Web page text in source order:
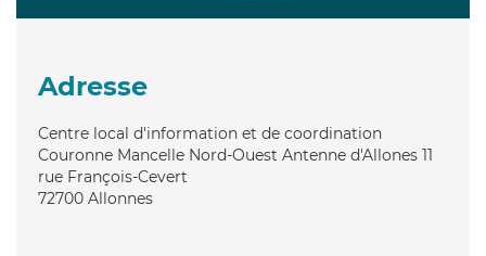
Adresse
Centre local d'information et de coordination
Couronne Mancelle Nord-Ouest Antenne d'Allones 11
rue François-Cevert
72700 Allonnes